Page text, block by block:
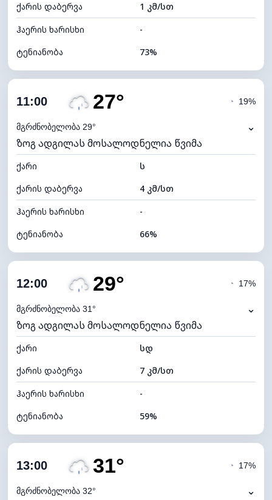
ღრუბლის სიმაღლე 7760 მ
ქარის დაბერვა
1 კმ/სთ
ჰაერის ხარისხი
-
ტენიანობა
73%
ღრუბლიანობა
ნამის წერტილი
ხილვადობა
10 კმ
განათების ინდექსი 4 (მკრთალი)
ღრუბლის სიმაღლე 5680 მ
11:00 27°
მგრძნობელობა 29°
◔ 19%
⌄
ზოგ ადგილას მოსალოდნელია წვიმა
ქარი
ს
ქარის დაბერვა
4 კმ/სთ
ჰაერის ხარისხი
-
ტენიანობა
66%
ღრუბლიანობა
ნამის წერტილი
ხილვადობა
10 კმ
განათების ინდექსი 4 (მკრთალი)
ღრუბლის სიმაღლე 5760 მ
12:00 29°
მგრძნობელობა 31°
◔ 17%
⌄
ზოგ ადგილას მოსალოდნელია წვიმა
ქარი
სდ
ქარის დაბერვა
7 კმ/სთ
ჰაერის ხარისხი
-
ტენიანობა
59%
ღრუბლიანობა
ნამის წერტილი
13:00 31°
მგრძნობელობა 32°
◔ 17%
⌄